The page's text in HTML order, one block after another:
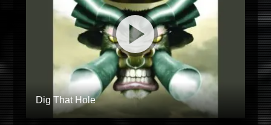
Dig That Hole